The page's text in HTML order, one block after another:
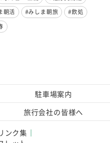
朝活 #みしま朝旅
#飲処
駐車場案内
旅行会社の皆様へ
ンク集